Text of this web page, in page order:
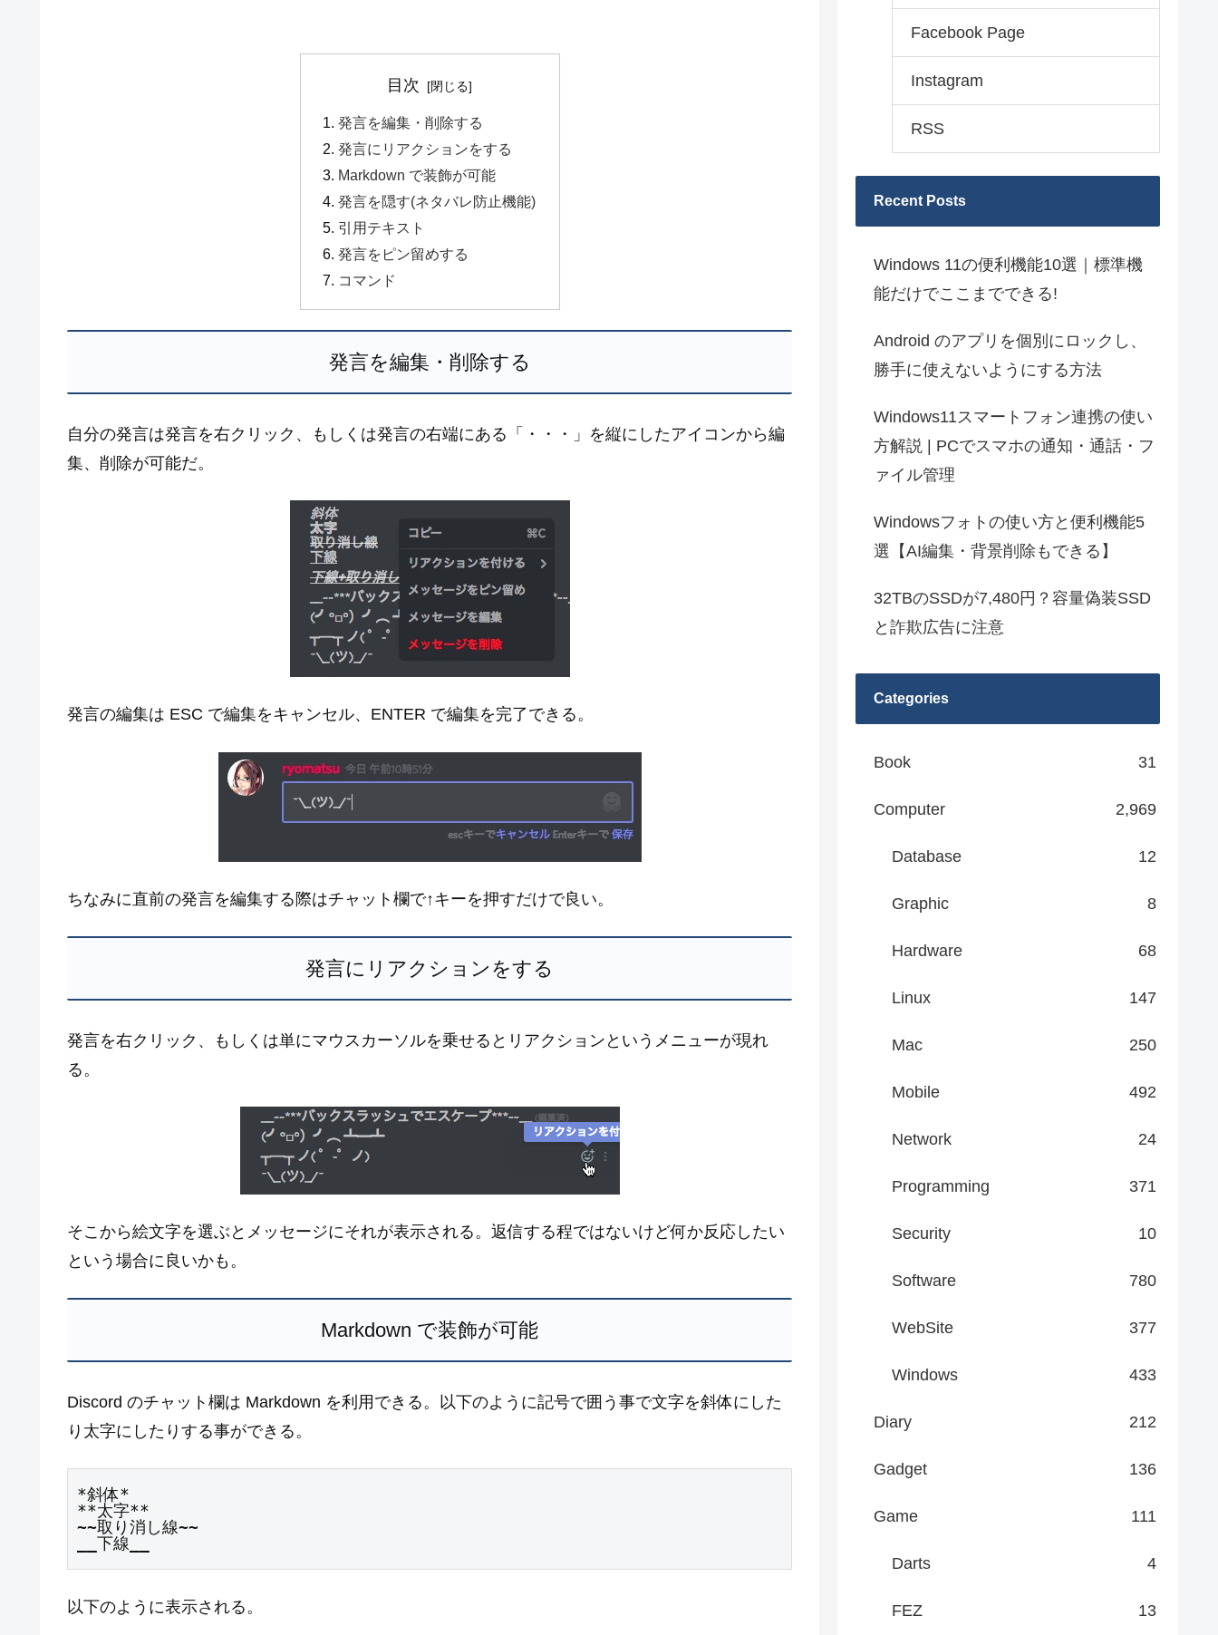
目次
発言を編集・削除する
発言にリアクションをする
Markdown で装飾が可能
発言を隠す(ネタバレ防止機能)
引用テキスト
発言をピン留めする
コマンド
発言を編集・削除する
自分の発言は発言を右クリック、もしくは発言の右端にある「・・・」を縦にしたアイコンから編
集、削除が可能だ。
発言の編集は ESC で編集をキャンセル、ENTER で編集を完了できる。
ちなみに直前の発言を編集する際はチャット欄で↑キーを押すだけで良い。
発言にリアクションをする
発言を右クリック、もしくは単にマウスカーソルを乗せるとリアクションというメニューが現れ
る。
そこから絵文字を選ぶとメッセージにそれが表示される。返信する程ではないけど何か反応したい
という場合に良いかも。
Markdown で装飾が可能
Discord のチャット欄は Markdown を利用できる。以下のように記号で囲う事で文字を斜体にした
り太字にしたりする事ができる。
*斜体*
**太字**
~~取り消し線~~
__下線__
以下のように表示される。
Facebook Page
Instagram
RSS
Recent Posts
Windows 11の便利機能10選｜標準機
能だけでここまでできる!
Android のアプリを個別にロックし、
勝手に使えないようにする方法
Windows11スマートフォン連携の使い
方解説 | PCでスマホの通知・通話・フ
ァイル管理
Windowsフォトの使い方と便利機能5
選【AI編集・背景削除もできる】
32TBのSSDが7,480円？容量偽装SSD
と詐欺広告に注意
Categories
Book 31
Computer 2,969
Database 12
Graphic 8
Hardware 68
Linux 147
Mac 250
Mobile 492
Network 24
Programming 371
Security 10
Software 780
WebSite 377
Windows 433
Diary 212
Gadget 136
Game 111
Darts 4
FEZ 13